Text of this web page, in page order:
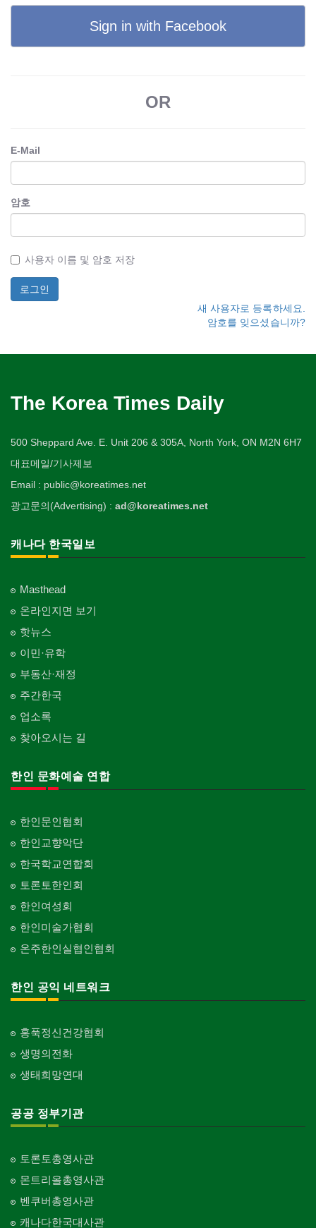
Sign in with Facebook
OR
E-Mail
암호
사용자 이름 및 암호 저장
새 사용자로 등록하세요.
암호를 잊으셨습니까?
The Korea Times Daily
500 Sheppard Ave. E. Unit 206 & 305A, North York, ON M2N 6H7
대표메일/기사제보
Email : public@koreatimes.net
광고문의(Advertising) : ad@koreatimes.net
캐나다 한국일보
Masthead
온라인지면 보기
핫뉴스
이민·유학
부동산·재정
주간한국
업소록
찾아오시는 길
한인 문화예술 연합
한인문인협회
한인교향악단
한국학교연합회
토론토한인회
한인여성회
한인미술가협회
온주한인실협인협회
한인 공익 네트워크
홍푹정신건강협회
생명의전화
생태희망연대
공공 정부기관
토론토총영사관
몬트리올총영사관
벤쿠버총영사관
캐나다한국대사관